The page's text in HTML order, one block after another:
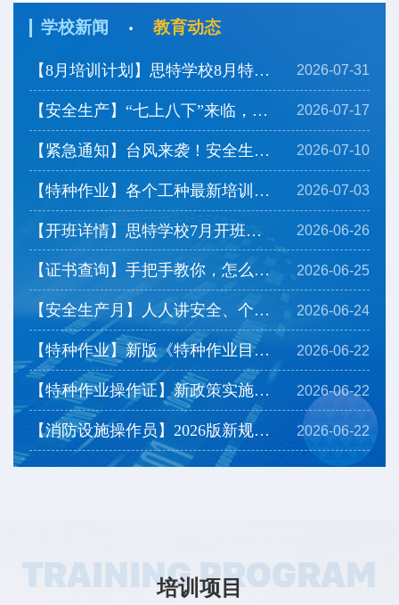
学校新闻 · 教育动态
【8月培训计划】思特学校8月特种作业培训计划及注意事... 2026-07-31
【安全生产】“七上八下”来临，看看防灾要点有哪些？ 2026-07-17
【紧急通知】台风来袭！安全生产严格停工，开班延期 2026-07-10
【特种作业】各个工种最新培训时长安排，带你一览！ 2026-07-03
【开班详情】思特学校7月开班计划上线，一起来看看→ 2026-06-26
【证书查询】手把手教你，怎么查询下载特种作业操作证... 2026-06-25
【安全生产月】人人讲安全、个个会应急——排查整治风... 2026-06-24
【特种作业】新版《特种作业目录》有哪些调整？ 2026-06-22
【特种作业操作证】新政策实施后，相应热点问题为您解... 2026-06-22
【消防设施操作员】2026版新规定一起来看看 2026-06-22
TRAINING PROGRAM
培训项目